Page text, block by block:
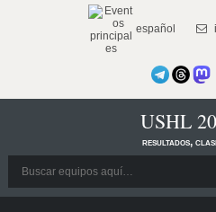
español
USHL
resultados,